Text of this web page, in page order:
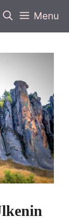
Menu